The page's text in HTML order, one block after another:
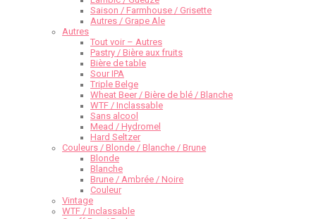
Saison / Farmhouse / Grisette
Autres / Grape Ale
Autres
Tout voir – Autres
Pastry / Bière aux fruits
Bière de table
Sour IPA
Triple Belge
Wheat Beer / Bière de blé / Blanche
WTF / Inclassable
Sans alcool
Mead / Hydromel
Hard Seltzer
Couleurs / Blonde / Blanche / Brune
Blonde
Blanche
Brune / Ambrée / Noire
Couleur
Vintage
WTF / Inclassable